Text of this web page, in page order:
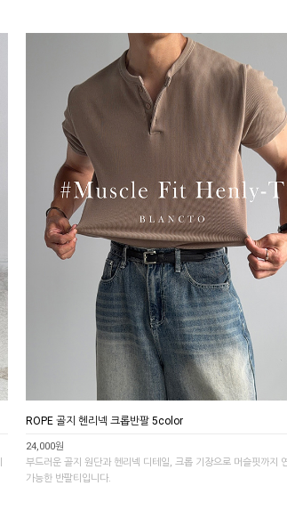
ROPE 골지 헨리넥 크롭반팔 5color
24,000원
부드러운 골지 원단과 헨리넥 디테일, 크롭 기장으로 머슬핏까지
가능한 반팔티입니다.